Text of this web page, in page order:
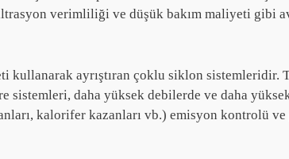
verimliliği ve düşük bakım maliyeti gibi
ayrıştıran çoklu siklon sistemleridir.
daha yüksek debilerde ve daha
kalorifer kazanları vb.) emisyon kontrolü